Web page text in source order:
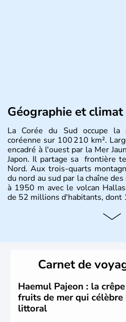
Géographie et climat
La Corée du Sud occupe
coréenne sur 100 210 km².
encadré à l'ouest par la Mer
Japon. Il partage sa frontière
Nord. Aux trois-quarts
du nord au sud par la chaîne
à 1950 m avec le volcan
de 52 millions d'habitants, dont
Histoire et
christianisme et le
principales religions. Ce pays
Corée du Nord. Les Jeux
1988, de même que la Coupe
2002, en collaboration avec le
Carnet de
Haemul Pajeon : la
fruits de mer qui célèbre
littoral